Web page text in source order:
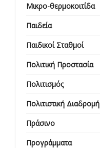
Μικρο-θερμοκοιτίδα
Παιδεία
Παιδικοί Σταθμοί
Πολιτική Προστασία
Πολιτισμός
Πολιτιστική Διαδρομή
Πράσινο
Προγράμματα